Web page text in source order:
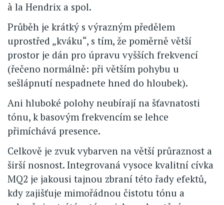
à la Hendrix a spol.
Průběh je krátký s výrazným předělem
uprostřed „kváku“, s tím, že poměrně větší
prostor je dán pro úpravu vyšších frekvencí
(řečeno normálně: při větším pohybu u
sešlápnutí nespadnete hned do hloubek).
Ani hluboké polohy neubírají na šťavnatosti
tónu, k basovým frekvencím se lehce
přimíchává presence.
Celkově je zvuk vybarven na větší průraznost a
širší nosnost. Integrovaná vysoce kvalitní cívka
MQ2 je jakousi tajnou zbraní této řady efektů,
kdy zajišťuje mimořádnou čistotu tónu a